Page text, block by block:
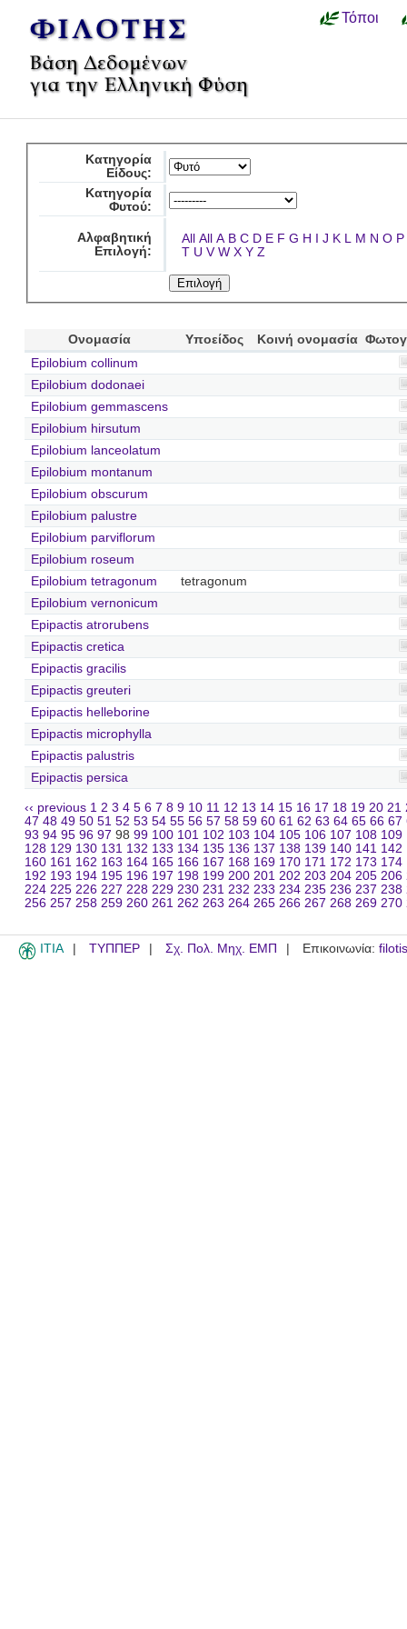
Τόποι
Κατηγορία
Είδους:
Κατηγορία
Φυτού:
Αλφαβητική
Επιλογή:
All All A B C D E F G H I J K L M N O P
T U V W X Y Z
Ονομασία Υποείδος Κοινή ονομασία
Epilobium collinum
Epilobium dodonaei
Epilobium gemmascens
Epilobium hirsutum
Epilobium lanceolatum
Epilobium montanum
Epilobium obscurum
Epilobium palustre
Epilobium parviflorum
Epilobium roseum
Epilobium tetragonum
tetragonum
Epilobium vernonicum
Epipactis atrorubens
Epipactis cretica
Epipactis gracilis
Epipactis greuteri
Epipactis helleborine
Epipactis microphylla
Epipactis palustris
Epipactis persica
‹‹ previous 1 2 3 4 5 6 7 8 9 10 11 12 13 14 15 16 17 18 19 20 21
47 48 49 50 51 52 53 54 55 56 57 58 59 60 61 62 63 64 65 66 67
93 94 95 96 97 98 99 100 101 102 103 104 105 106 107 108 109
128 129 130 131 132 133 134 135 136 137 138 139 140 141 142
160 161 162 163 164 165 166 167 168 169 170 171 172 173 174
192 193 194 195 196 197 198 199 200 201 202 203 204 205 206
224 225 226 227 228 229 230 231 232 233 234 235 236 237 238
256 257 258 259 260 261 262 263 264 265 266 267 268 269 270
ITIA ΤΥΠΠΕΡ Σχ. Πολ. Μηχ. ΕΜΠ Επικοινωνία: